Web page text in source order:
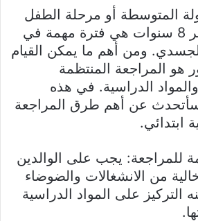
المتوسطة أو مرحلة الطفل
الذي يبلغ من العمر 8 سنوات هي فترة مهمة في
ومن أهم ما يمكن القيام
هو المراجعة المنتظمة
الدراسية. في هذه
سأتحدث عن أهم طرق المراجعة
ابتدائي.
للمراجعة: يجب على الوالدين
من الانشغالات والضوضاء
التركيز على المواد الدراسية